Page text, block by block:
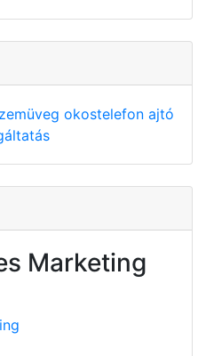
okostelefon ajtó
Marketing